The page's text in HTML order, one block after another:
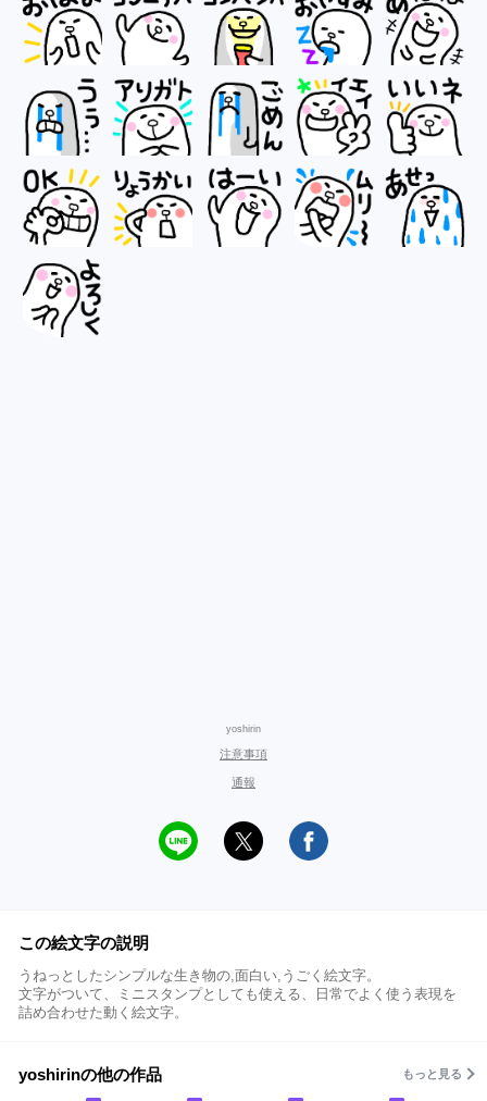
yoshirin
注意事項
通報
この絵文字の説明
うねっとしたシンプルな生き物の,面白い,うごく絵文字。
文字がついて、ミニスタンプとしても使える、日常でよく使う表現を
詰め合わせた動く絵文字。
yoshirinの他の作品 もっと見る